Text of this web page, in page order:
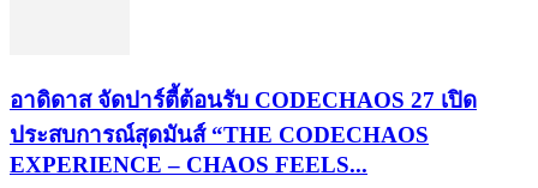
อาดิดาส จัดปาร์ตี้ต้อนรับ CODECHAOS 27 เปิด
ประสบการณ์สุดมันส์ “THE CODECHAOS
EXPERIENCE – CHAOS FEELS...